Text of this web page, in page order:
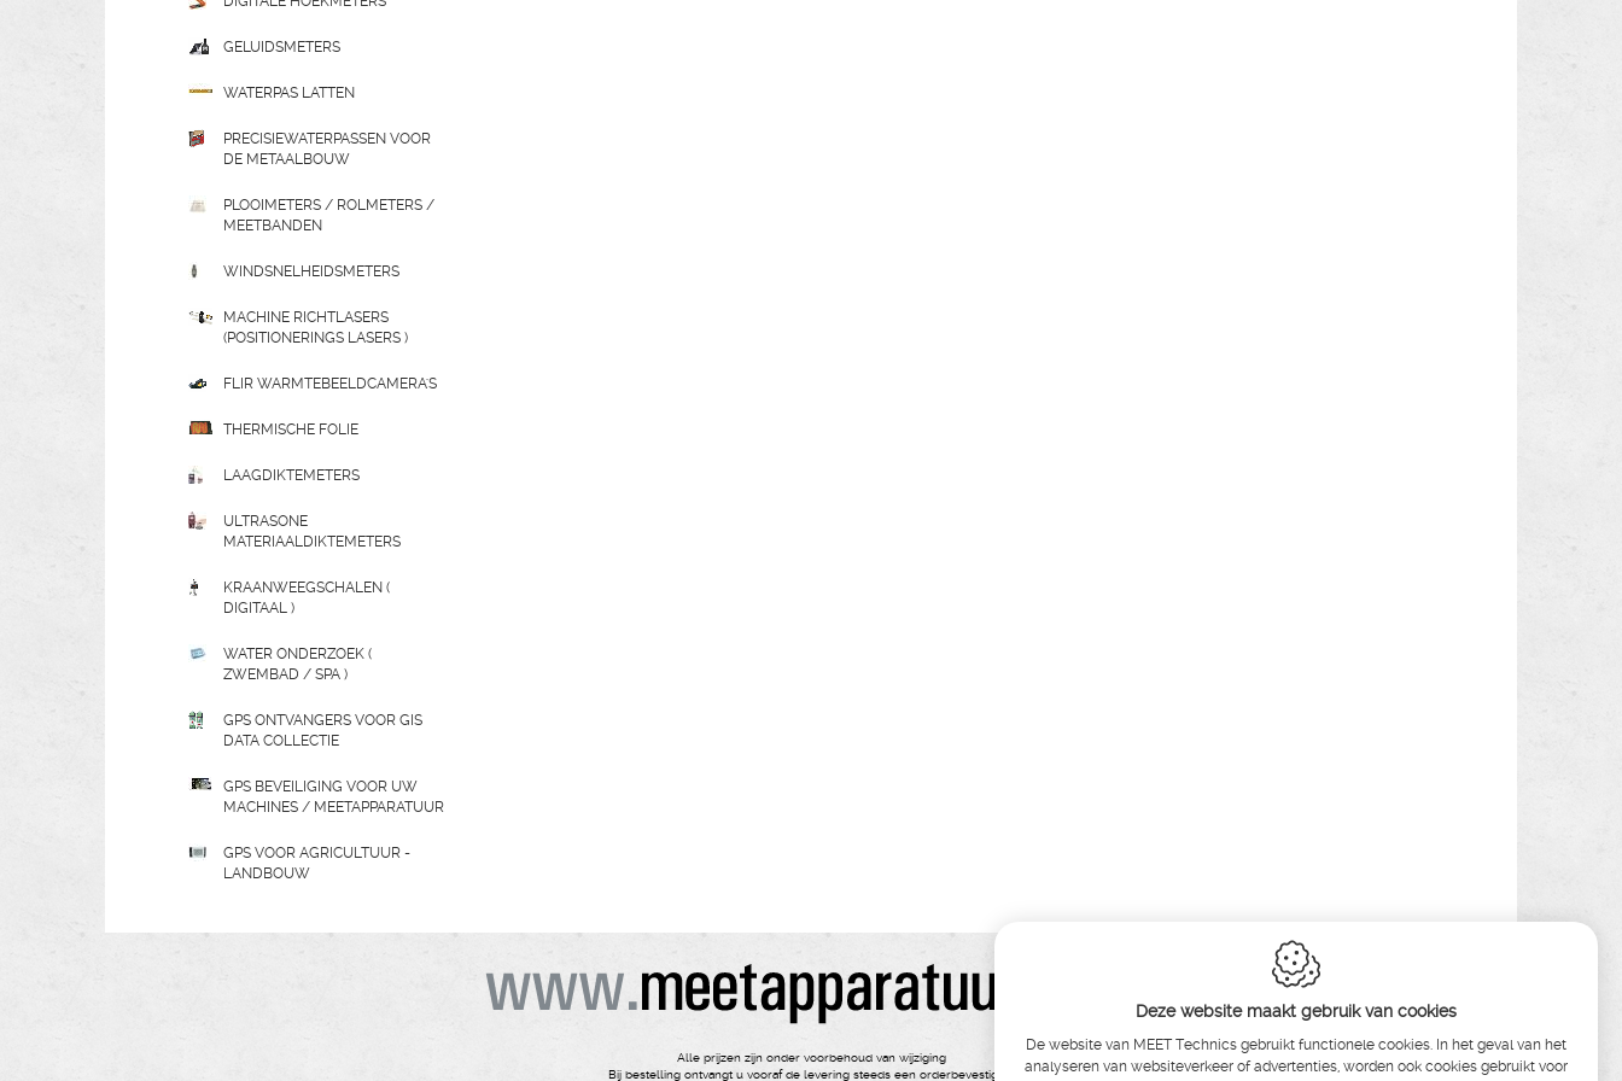
GELUIDSMETERS
WATERPAS LATTEN
PRECISIEWATERPASSEN VOOR
DE METAALBOUW
PLOOIMETERS / ROLMETERS /
MEETBANDEN
WINDSNELHEIDSMETERS
MACHINE RICHTLASERS
(POSITIONERINGS LASERS )
FLIR WARMTEBEELDCAMERA'S
THERMISCHE FOLIE
LAAGDIKTEMETERS
ULTRASONE
MATERIAALDIKTEMETERS
KRAANWEEGSCHALEN (
DIGITAAL )
WATER ONDERZOEK (
ZWEMBAD / SPA )
GPS ONTVANGERS VOOR GIS
DATA COLLECTIE
GPS BEVEILIGING VOOR UW
MACHINES / MEETAPPARATUUR
GPS VOOR AGRICULTUUR -
LANDBOUW
Alle prijzen zijn onder voorbehoud van wijziging
Bij bestelling ontvangt u vooraf de levering steeds een orderbevestiging
Deze website maakt gebruik van cookies
De website van MEET Technics gebruikt functionele cookies. In het geval van het
analyseren van websiteverkeer of advertenties, worden ook cookies gebruikt voor